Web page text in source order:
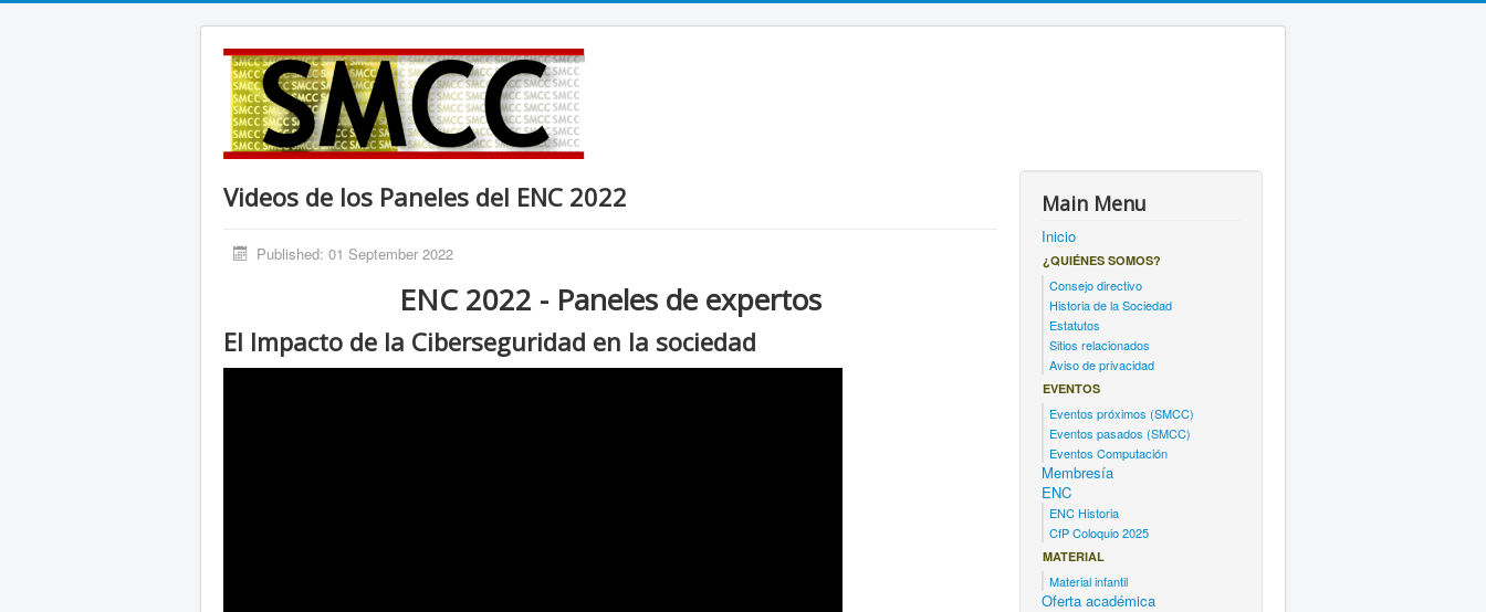
Videos de los Paneles del ENC 2022
Published: 01 September 2022
ENC 2022 - Paneles de expertos
El Impacto de la Ciberseguridad en la sociedad
Main Menu
Inicio
¿QUIÉNES SOMOS?
Consejo directivo
Historia de la Sociedad
Estatutos
Sitios relacionados
Aviso de privacidad
EVENTOS
Eventos próximos (SMCC)
Eventos pasados (SMCC)
Eventos Computación
Membresía
ENC
ENC Historia
CfP Coloquio 2025
MATERIAL
Material infantil
Oferta académica